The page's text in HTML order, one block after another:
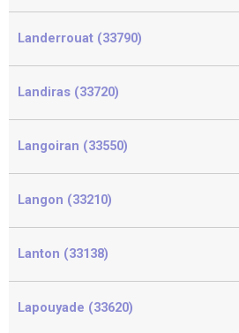
Landerrouat (33790)
Landiras (33720)
Langoiran (33550)
Langon (33210)
Lanton (33138)
Lapouyade (33620)